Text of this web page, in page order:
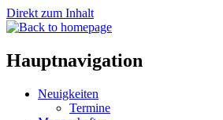
Direkt zum Inhalt
Hauptnavigation
Neuigkeiten
Termine